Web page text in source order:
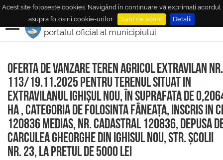
Acest site folosește cookies. Navigând în continuare vă exprimați acordul
asupra folosirii cookie-urilor.
Sunt de acord Detalii
MUNICIPIULMEDIAŞ
portalul oficial al municipiului
Oferta de vanzare teren agricol extravilan nr.
113/19.11.2025 pentru terenul situat in
extravilanul Ighișul Nou, în suprafata de
ha , categoria de folosinta fâneața, inscris in
120836 Medias, nr. cadastral 120836, depusa
Carculea Gheorghe din Ighisul Nou, str. școlii
nr. 23, la pretul de 5000 lei